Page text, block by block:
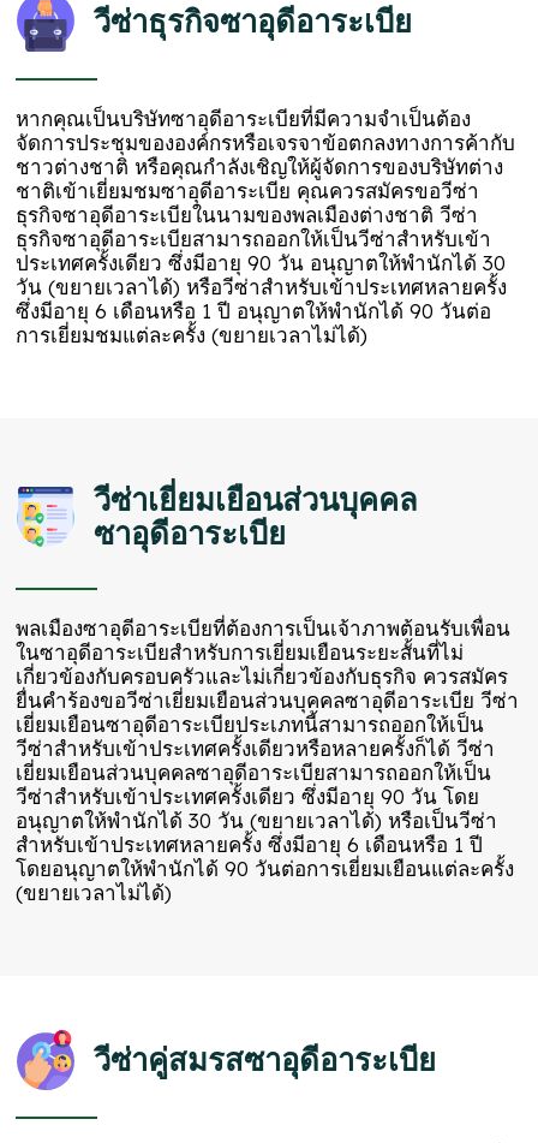
วีซ่าธุรกิจซาอุดีอาระเบีย
หากคุณเป็นบริษัทซาอุดีอาระเบียที่มีความจำเป็นต้อง
จัดการประชุมขององค์กรหรือเจรจาข้อตกลงทางการค้ากับ
ชาวต่างชาติ หรือคุณกำลังเชิญให้ผู้จัดการของบริษัทต่าง
ชาติเข้าเยี่ยมชมซาอุดีอาระเบีย คุณควรสมัครขอวีซ่า
ธุรกิจซาอุดีอาระเบียในนามของพลเมืองต่างชาติ วีซ่า
ธุรกิจซาอุดีอาระเบียสามารถออกให้เป็นวีซ่าสำหรับเข้า
ประเทศครั้งเดียว ซึ่งมีอายุ 90 วัน อนุญาตให้พำนักได้ 30
วัน (ขยายเวลาได้) หรือวีซ่าสำหรับเข้าประเทศหลายครั้ง
ซึ่งมีอายุ 6 เดือนหรือ 1 ปี อนุญาตให้พำนักได้ 90 วันต่อ
การเยี่ยมชมแต่ละครั้ง (ขยายเวลาไม่ได้)
วีซ่าเยี่ยมเยือนส่วนบุคคล
ซาอุดีอาระเบีย
พลเมืองซาอุดีอาระเบียที่ต้องการเป็นเจ้าภาพต้อนรับเพื่อน
ในซาอุดีอาระเบียสำหรับการเยี่ยมเยือนระยะสั้นที่ไม่
เกี่ยวข้องกับครอบครัวและไม่เกี่ยวข้องกับธุรกิจ ควรสมัคร
ยื่นคำร้องขอวีซ่าเยี่ยมเยือนส่วนบุคคลซาอุดีอาระเบีย วีซ่า
เยี่ยมเยือนซาอุดีอาระเบียประเภทนี้สามารถออกให้เป็น
วีซ่าสำหรับเข้าประเทศครั้งเดียวหรือหลายครั้งก็ได้ วีซ่า
เยี่ยมเยือนส่วนบุคคลซาอุดีอาระเบียสามารถออกให้เป็น
วีซ่าสำหรับเข้าประเทศครั้งเดียว ซึ่งมีอายุ 90 วัน โดย
อนุญาตให้พำนักได้ 30 วัน (ขยายเวลาได้) หรือเป็นวีซ่า
สำหรับเข้าประเทศหลายครั้ง ซึ่งมีอายุ 6 เดือนหรือ 1 ปี
โดยอนุญาตให้พำนักได้ 90 วันต่อการเยี่ยมเยือนแต่ละครั้ง
(ขยายเวลาไม่ได้)
วีซ่าคู่สมรสซาอุดีอาระเบีย